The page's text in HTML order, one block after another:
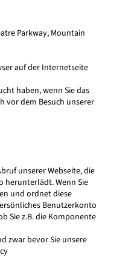
Parkway, Mountain
auf der Internetseite
haben, wenn Sie das
vor dem Besuch unserer
unserer Webseite, die
herunterlädt. Wenn Sie
und ordnet diese
Benutzerkonto
Sie z.B. die Komponente
zwar bevor Sie unsere